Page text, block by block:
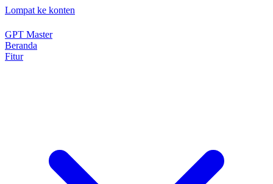
Lompat ke konten
GPT Master
Beranda
Fitur